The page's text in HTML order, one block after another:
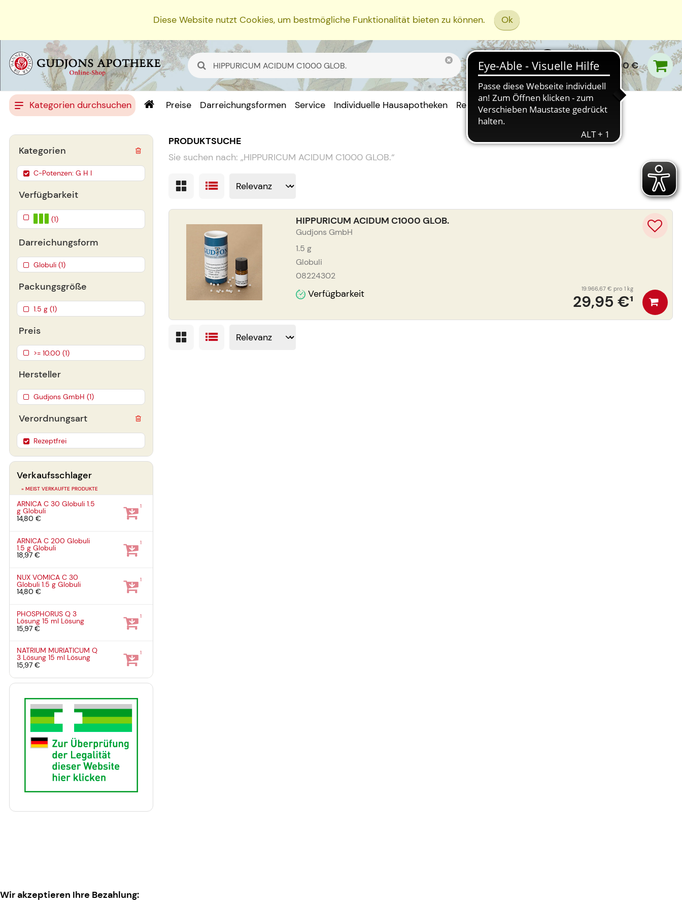
Diese Website nutzt Cookies, um bestmögliche Funktionalität bieten zu können. Ok
0,00 €
Kategorien durchsuchen Preise Darreichungsformen Service Individuelle Hausapotheken Rezept Einreichen
PRODUKTSUCHE
Sie suchen nach: „HIPPURICUM ACIDUM C1000 GLOB.“
HIPPURICUM ACIDUM C1000 GLOB.
Gudjons GmbH
1.5 g
Globuli
08224302
Verfügbarkeit 29,95 €¹
19.966,67 € pro 1 kg
Verfügbarkeit
(1)
Darreichungsform
Globuli (1)
Packungsgröße
1.5 g (1)
Preis
>= 10.00 (1)
Hersteller
Gudjons GmbH (1)
Kategorien
C-Potenzen: G H I
Verordnungsart
Rezeptfrei
Verkaufsschlager
» MEIST VERKAUFTE PRODUKTE
ARNICA C 30 Globuli1.5
gGlobuli
14,80 €
1
ARNICA C 200 Globuli
1.5 gGlobuli
18,97 €
1
NUX VOMICA C 30
Globuli1.5 gGlobuli
14,80 €
1
PHOSPHORUS Q 3
Lösung15 ml Lösung
15,97 €
1
NATRIUM MURIATICUM Q
3 Lösung15 ml Lösung
15,97 €
1
Wir akzeptieren Ihre Bezahlung: